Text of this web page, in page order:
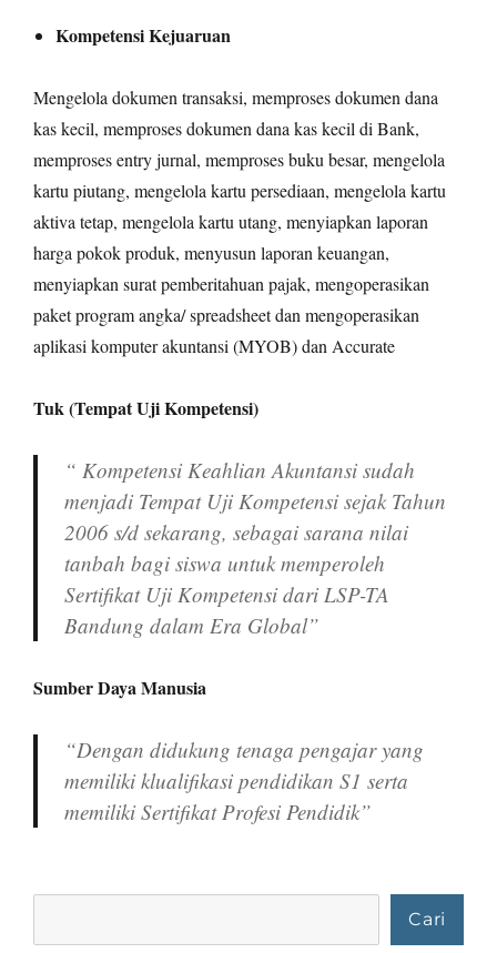
Kompetensi Kejuaruan
Mengelola dokumen transaksi, memproses dokumen dana
kas kecil, memproses dokumen dana kas kecil di Bank,
memproses entry jurnal, memproses buku besar, mengelola
kartu piutang, mengelola kartu persediaan, mengelola kartu
aktiva tetap, mengelola kartu utang, menyiapkan laporan
harga pokok produk, menyusun laporan keuangan,
menyiapkan surat pemberitahuan pajak, mengoperasikan
paket program angka/ spreadsheet dan mengoperasikan
aplikasi komputer akuntansi (MYOB) dan Accurate
Tuk (Tempat Uji Kompetensi)
“ Kompetensi Keahlian Akuntansi sudah
menjadi Tempat Uji Kompetensi sejak Tahun
2006 s/d sekarang, sebagai sarana nilai
tanbah bagi siswa untuk memperoleh
Sertifikat Uji Kompetensi dari LSP-TA
Bandung dalam Era Global”
Sumber Daya Manusia
“Dengan didukung tenaga pengajar yang
memiliki klualifikasi pendidikan S1 serta
memiliki Sertifikat Profesi Pendidik”
Cari